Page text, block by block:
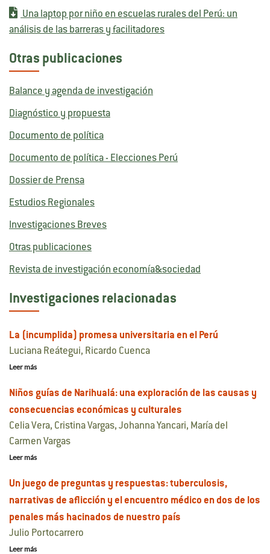
Una laptop por niño en escuelas rurales del Perú: un
análisis de las barreras y facilitadores
Otras publicaciones
Balance y agenda de investigación
Diagnóstico y propuesta
Documento de política
Documento de política - Elecciones Perú
Dossier de Prensa
Estudios Regionales
Investigaciones Breves
Otras publicaciones
Revista de investigación economía&sociedad
Investigaciones relacionadas
La (incumplida) promesa universitaria en el Perú
Luciana Reátegui, Ricardo Cuenca
Leer más
Niños guías de Narihualá: una exploración de las causas y
consecuencias económicas y culturales
Celia Vera, Cristina Vargas, Johanna Yancari, María del
Carmen Vargas
Leer más
Un juego de preguntas y respuestas: tuberculosis,
narrativas de aflicción y el encuentro médico en dos de los
penales más hacinados de nuestro país
Julio Portocarrero
Leer más